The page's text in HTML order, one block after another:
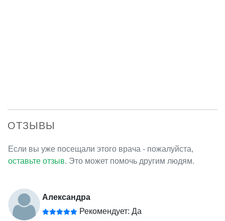
ОТЗЫВЫ
Если вы уже посещали этого врача - пожалуйста,
оставьте отзыв. Это может помочь другим людям.
Александра
Рекомендует: Да